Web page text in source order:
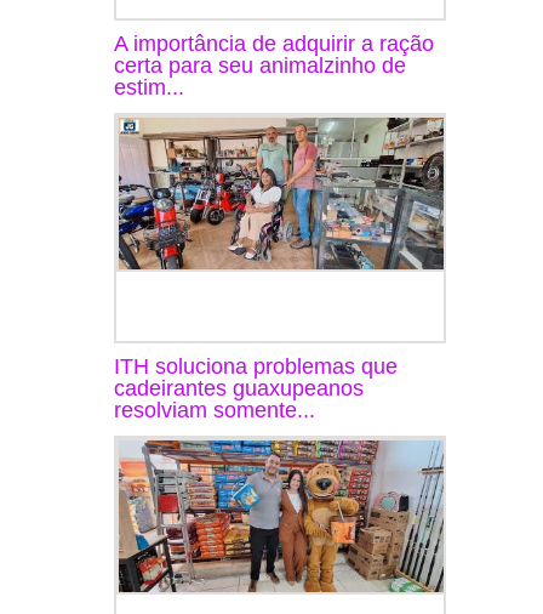
A importância de adquirir a ração
certa para seu animalzinho de
estim...
ITH soluciona problemas que
cadeirantes guaxupeanos
resolviam somente...